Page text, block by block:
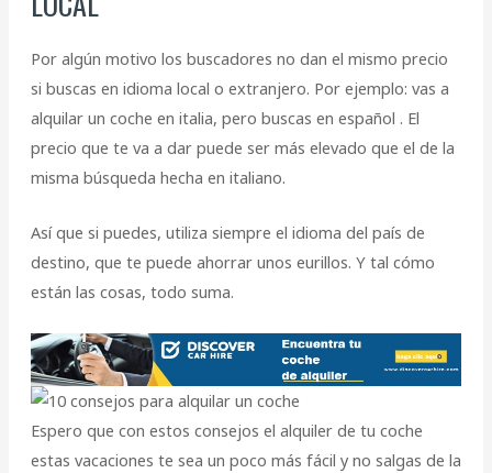
Por algún motivo los buscadores no dan el mismo precio
si buscas en idioma local o extranjero. Por ejemplo: vas a
alquilar un coche en italia, pero buscas en español . El
precio que te va a dar puede ser más elevado que el de la
misma búsqueda hecha en italiano.
Así que si puedes, utiliza siempre el idioma del país de
destino, que te puede ahorrar unos eurillos. Y tal cómo
están las cosas, todo suma.
Espero que con estos consejos el alquiler de tu coche
estas vacaciones te sea un poco más fácil y no salgas de la